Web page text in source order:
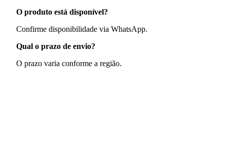
O produto está disponível?
Confirme disponibilidade via WhatsApp.
Qual o prazo de envio?
O prazo varia conforme a região.